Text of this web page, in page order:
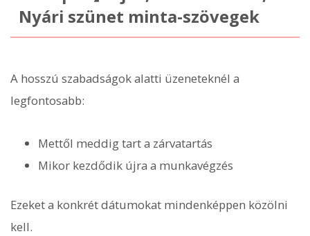
Nyári szünet minta-szövegek
A hosszú szabadságok alatti üzeneteknél a
legfontosabb:
Mettől meddig tart a zárvatartás
Mikor kezdődik újra a munkavégzés
Ezeket a konkrét dátumokat mindenképpen közölni
kell.